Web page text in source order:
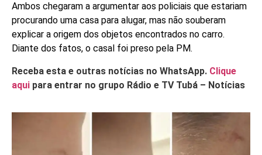
Ambos chegaram a argumentar aos policiais que estariam
procurando uma casa para alugar, mas não souberam
explicar a origem dos objetos encontrados no carro.
Diante dos fatos, o casal foi preso pela PM.
Receba esta e outras notícias no WhatsApp. Clique
aqui para entrar no grupo Rádio e TV Tubá – Notícias